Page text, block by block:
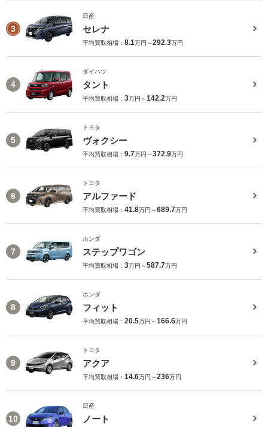
3
日産
セレナ
平均買取相場： 8.1万円～292.3万円
4
ダイハツ
タント
平均買取相場： 3万円～142.2万円
5
トヨタ
ヴォクシー
平均買取相場： 9.7万円～372.9万円
6
トヨタ
アルファード
平均買取相場： 41.8万円～689.7万円
7
ホンダ
ステップワゴン
平均買取相場： 3万円～587.7万円
8
ホンダ
フィット
平均買取相場： 20.5万円～166.6万円
9
トヨタ
アクア
平均買取相場： 14.6万円～236万円
10
日産
ノート